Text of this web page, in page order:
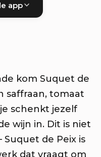
app
kom Suquet de
saffraan, tomaat
schenkt jezelf
wijn in. Dit is niet
de Peix is
dat vraagt om